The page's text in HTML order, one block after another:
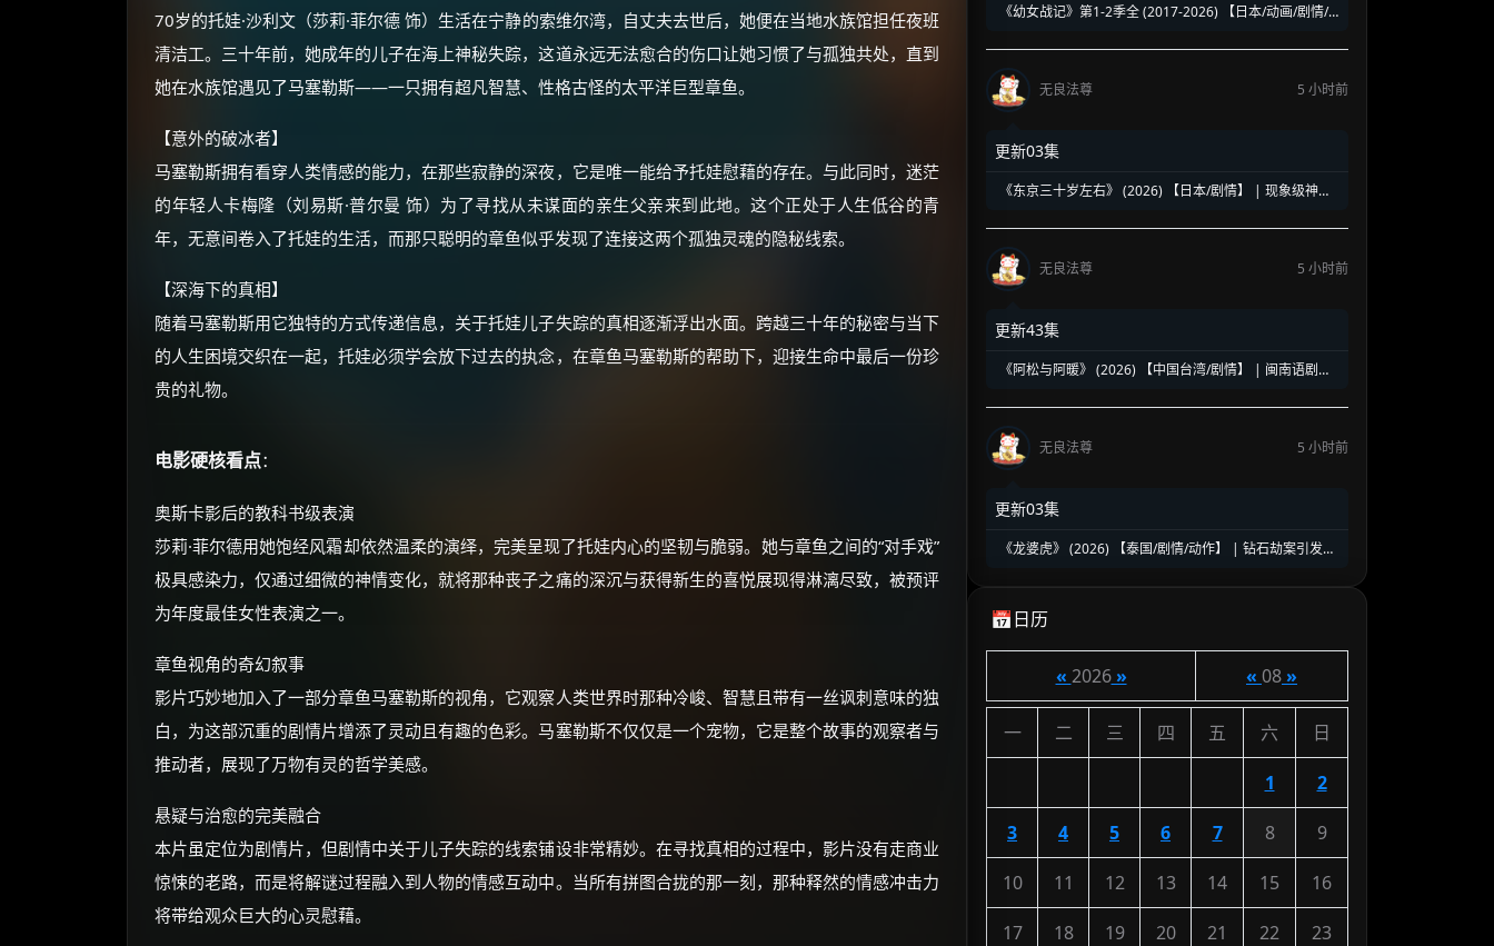
70岁的托娃·沙利文（莎莉·菲尔德 饰）生活在宁静的索维尔湾，自丈夫去世后，她便在当地水族馆担任夜班
清洁工。三十年前，她成年的儿子在海上神秘失踪，这道永远无法愈合的伤口让她习惯了与孤独共处，直到
她在水族馆遇见了马塞勒斯——一只拥有超凡智慧、性格古怪的太平洋巨型章鱼。
【意外的破冰者】
马塞勒斯拥有看穿人类情感的能力，在那些寂静的深夜，它是唯一能给予托娃慰藉的存在。与此同时，迷茫
的年轻人卡梅隆（刘易斯·普尔曼 饰）为了寻找从未谋面的亲生父亲来到此地。这个正处于人生低谷的青
年，无意间卷入了托娃的生活，而那只聪明的章鱼似乎发现了连接这两个孤独灵魂的隐秘线索。
【深海下的真相】
随着马塞勒斯用它独特的方式传递信息，关于托娃儿子失踪的真相逐渐浮出水面。跨越三十年的秘密与当下
的人生困境交织在一起，托娃必须学会放下过去的执念，在章鱼马塞勒斯的帮助下，迎接生命中最后一份珍
贵的礼物。
电影硬核看点：
奥斯卡影后的教科书级表演
莎莉·菲尔德用她饱经风霜却依然温柔的演绎，完美呈现了托娃内心的坚韧与脆弱。她与章鱼之间的“对手戏”
极具感染力，仅通过细微的神情变化，就将那种丧子之痛的深沉与获得新生的喜悦展现得淋漓尽致，被预评
为年度最佳女性表演之一。
章鱼视角的奇幻叙事
影片巧妙地加入了一部分章鱼马塞勒斯的视角，它观察人类世界时那种冷峻、智慧且带有一丝讽刺意味的独
白，为这部沉重的剧情片增添了灵动且有趣的色彩。马塞勒斯不仅仅是一个宠物，它是整个故事的观察者与
推动者，展现了万物有灵的哲学美感。
悬疑与治愈的完美融合
本片虽定位为剧情片，但剧情中关于儿子失踪的线索铺设非常精妙。在寻找真相的过程中，影片没有走商业
惊悚的老路，而是将解谜过程融入到人物的情感互动中。当所有拼图合拢的那一刻，那种释然的情感冲击力
将带给观众巨大的心灵慰藉。
《幼女战记》第1-2季全 (2017-2026) 【日本/动画/剧情/
异世界神作
无良法尊
5 小时前
更新03集
《东京三十岁左右》 (2026) 【日本/剧情】 | 现象级神剧
无良法尊 5 小时前
更新43集
《阿松与阿暖》 (2026) 【中国台湾/剧情】 | 闽南语剧视
无良法尊 5 小时前
更新03集
《龙婆虎》 (2026) 【泰国/剧情/动作】 | 钻石劫案引发的
📅日历
« 2026» « 08»
一 二 三 四 五 六 日
1 2
3 4 5 6 7 8 9
10 11 12 13 14 15 16
17 18 19 20 21 22 23
如夸克12个月送14天 最低75元！
价格有浮动，请直接搜索查最低价！
还有支付宝现金红包、外卖红包、
⚡ 前往【大淘客】领红包
☕ 海外大侠？通过 Ko-fi 赐茶